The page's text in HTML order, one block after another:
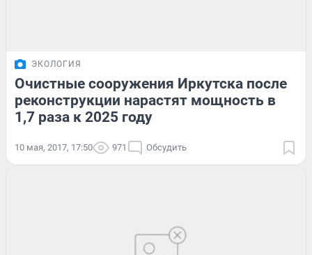
ЭКОЛОГИЯ
Очистные сооружения Иркутска после
реконструкции нарастят мощность в
1,7 раза к 2025 году
10 мая, 2017, 17:50 971 Обсудить